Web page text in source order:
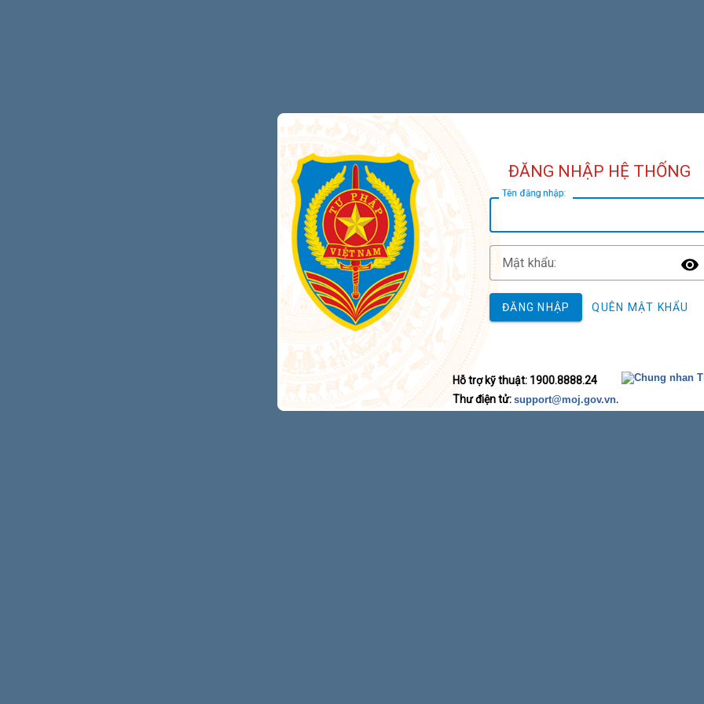
ĐĂNG NHẬP HỆ THỐNG
Tên đăng nhập:
Mật khẩu:
ĐĂNG NHẬP QUÊN MẬT KHẨU
Hỗ trợ kỹ thuật: 1900.8888.24
Thư điện tử: support@moj.gov.vn.